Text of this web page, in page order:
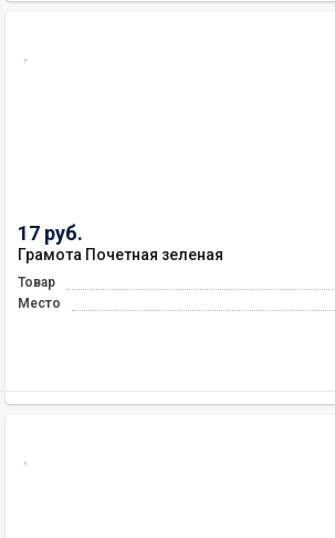
17 руб.
Грамота Почетная зеленая
Товар
Место